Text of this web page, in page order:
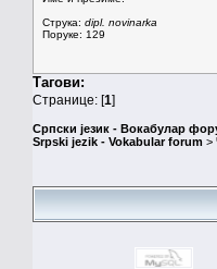
Струка: dipl. novinarka
Поруке: 129
Тагови:
Странице: [1]
Српски језик - Вокабулар
Srpski jezik - Vokabular forum >